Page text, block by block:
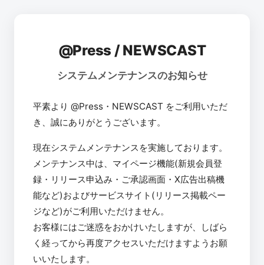
@Press / NEWSCAST
システムメンテナンスのお知らせ
平素より @Press・NEWSCAST をご利用いただ
き、誠にありがとうございます。
現在システムメンテナンスを実施しております。
メンテナンス中は、マイページ機能(新規会員登
録・リリース申込み・ご承認画面・X広告出稿機
能など)およびサービスサイト(リリース掲載ペー
ジなど)がご利用いただけません。
お客様にはご迷惑をおかけいたしますが、しばら
く経ってから再度アクセスいただけますようお願
いいたします。